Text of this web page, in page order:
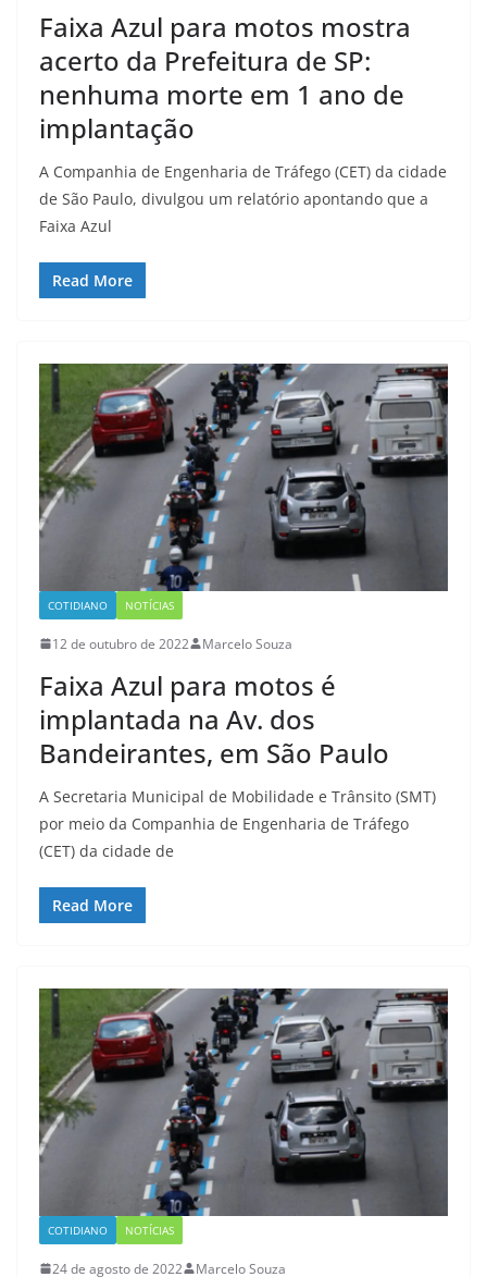
Faixa Azul para motos mostra
acerto da Prefeitura de SP:
nenhuma morte em 1 ano de
implantação
A Companhia de Engenharia de Tráfego (CET) da cidade
de São Paulo, divulgou um relatório apontando que a
Faixa Azul
Read More
COTIDIANO NOTÍCIAS
12 de outubro de 2022 Marcelo Souza
Faixa Azul para motos é
implantada na Av. dos
Bandeirantes, em São Paulo
A Secretaria Municipal de Mobilidade e Trânsito (SMT)
por meio da Companhia de Engenharia de Tráfego
(CET) da cidade de
Read More
COTIDIANO NOTÍCIAS
24 de agosto de 2022 Marcelo Souza